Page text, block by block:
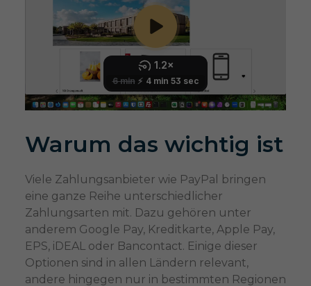
Warum das wichtig ist
Viele Zahlungsanbieter wie PayPal bringen
eine ganze Reihe unterschiedlicher
Zahlungsarten mit. Dazu gehören unter
anderem Google Pay, Kreditkarte, Apple Pay,
EPS, iDEAL oder Bancontact. Einige dieser
Optionen sind in allen Ländern relevant,
andere hingegen nur in bestimmten Regionen